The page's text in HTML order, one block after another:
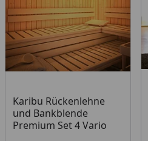
Karibu Rückenlehne
und Bankblende
Premium Set 4 Vario